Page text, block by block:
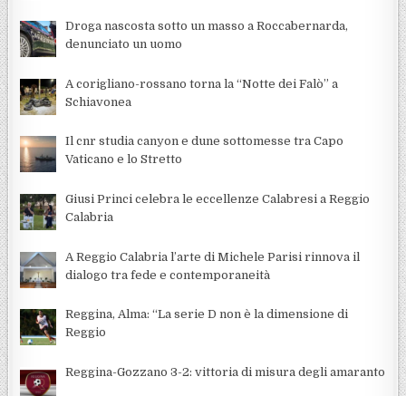
Droga nascosta sotto un masso a Roccabernarda,
denunciato un uomo
A corigliano-rossano torna la “Notte dei Falò” a
Schiavonea
Il cnr studia canyon e dune sottomesse tra Capo
Vaticano e lo Stretto
Giusi Princi celebra le eccellenze Calabresi a Reggio
Calabria
A Reggio Calabria l’arte di Michele Parisi rinnova il
dialogo tra fede e contemporaneità
Reggina, Alma: “La serie D non è la dimensione di
Reggio
Reggina-Gozzano 3-2: vittoria di misura degli amaranto